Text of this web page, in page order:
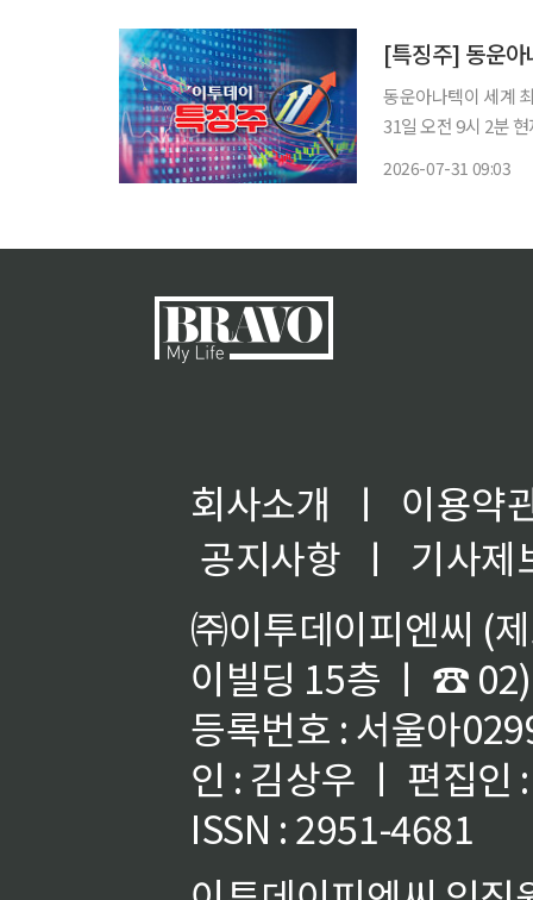
동운아나텍이 세계
31일 오전 9시 2분
2026-07-31 09:03
회사소개 ㅣ
이용약
공지사항
ㅣ
기사제
㈜이투데이피엔씨 (
이빌딩 15층 ㅣ ☎
등록번호 : 서울아
인 : 김상우 ㅣ 편집인
ISSN : 2951-4681